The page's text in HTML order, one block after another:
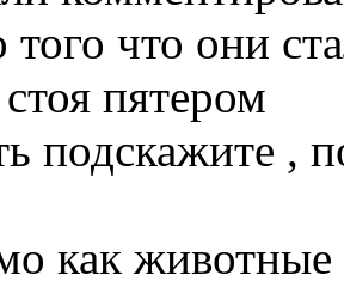
что они
пятером
подскажите ,
как животные